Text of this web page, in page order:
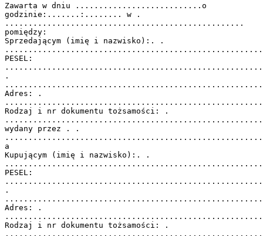
Zawarta w dniu ...........................o
godzinie:.......:........ w .
...................................................
pomiędzy:
Sprzedającym (imię i nazwisko):. .
PESEL:
.
Adres: .
Rodzaj i nr dokumentu tożsamości: .
wydany przez . .
a
Kupującym (imię i nazwisko):. .
PESEL:
.
Adres: .
Rodzaj i nr dokumentu tożsamości: .